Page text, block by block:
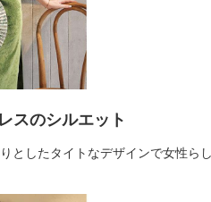
スのシルエット
としたタイトなデザインで女性らし